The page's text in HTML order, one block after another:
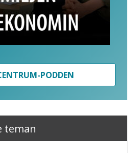
PODDEN
teman